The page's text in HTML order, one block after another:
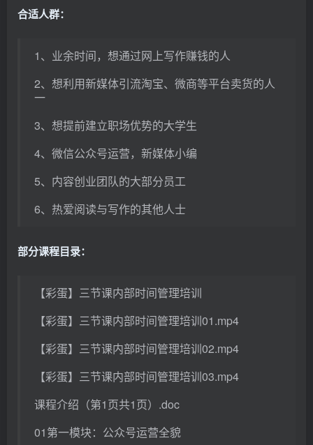
合适人群：
1、业余时间，想通过网上写作赚钱的人
2、想利用新媒体引流淘宝、微商等平台卖货的人
一
3、想提前建立职场优势的大学生
4、微信公众号运营，新媒体小编
5、内容创业团队的大部分员工
6、热爱阅读与写作的其他人士
部分课程目录：
【彩蛋】三节课内部时间管理培训
【彩蛋】三节课内部时间管理培训01.mp4
【彩蛋】三节课内部时间管理培训02.mp4
【彩蛋】三节课内部时间管理培训03.mp4
课程介绍（第1页共1页）.doc
01第一模块：公众号运营全貌